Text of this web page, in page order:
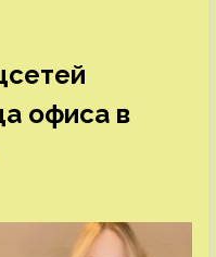
офиса в